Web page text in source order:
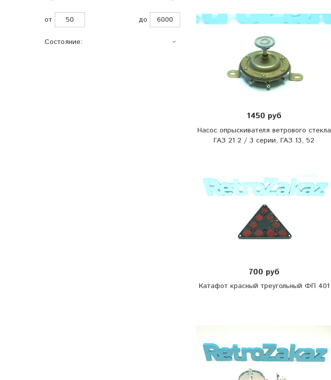
от до
Состояние:
1450 руб
Насос опрыскивателя ветрового стекла
ГАЗ 21 2 / 3 серии, ГАЗ 13, 52
700 руб
Катафот красный треугольный ФП 401